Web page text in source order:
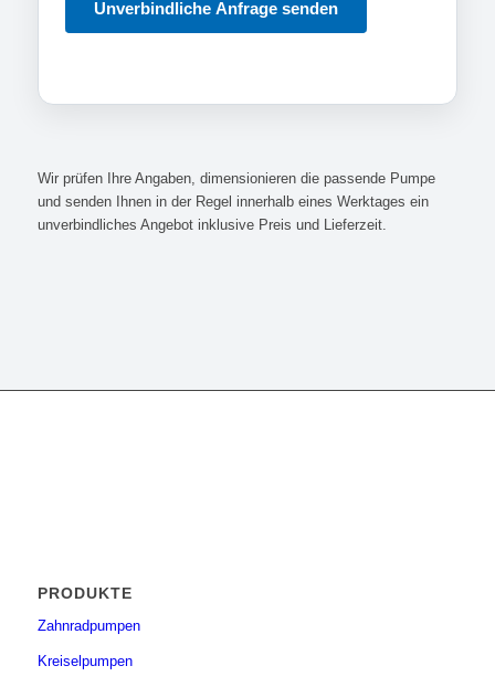
Wir prüfen Ihre Angaben, dimensionieren die passende Pumpe
und senden Ihnen in der Regel innerhalb eines Werktages ein
unverbindliches Angebot inklusive Preis und Lieferzeit.
PRODUKTE
Zahnradpumpen
Kreiselpumpen